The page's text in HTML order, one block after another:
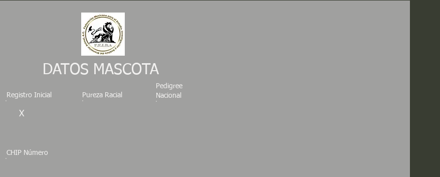
DATOS MASCOTA
Registro Inicial
X
Pureza Racial
Pedigree
Nacional
CHIP Número